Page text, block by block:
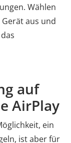
Wählen
aus und
auf
AirPlay
ein
ist aber für